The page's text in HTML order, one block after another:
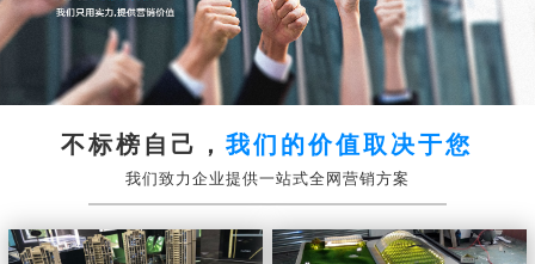
不标榜自己，我们的价值取决于您
我们致力企业提供一站式全网营销方案